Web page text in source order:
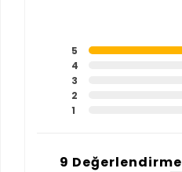
5
4
3
2
1
9 Değerlendirme